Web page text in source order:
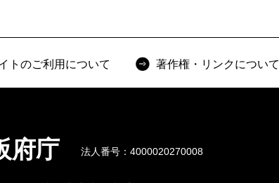
トのご利用について 著作権・リンクについて
府庁 法人番号：4000020270008